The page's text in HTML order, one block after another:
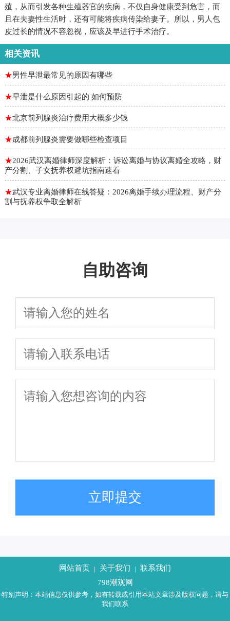
殖，从而引发各种生殖器官的疾病，不仅自身健康受到危害，而
且在夫妻性生活时，还有可能将疾病传染给妻子。所以，男人包
皮过长的情况不容忽视，应该及早进行手术治疗。
相关资讯
★男性早泄最常见的原因有哪些
★早泄是什么原因引起的 如何预防
★北京前列腺炎治疗费用大概多少钱
★成都前列腺炎需要做哪些检查项目
★2026武汉离婚律师深度解析：诉讼离婚与协议离婚全攻略，财
产分割、子女抚养权避坑指南速看
★武汉专业离婚律师在线答疑：2026离婚手续办理流程、财产分
割与抚养权争取全解析
自助咨询
立即提交
网站首页 | 关于我们 |
联系我们
798潮观网
特别声明：本站信息仅供参考，如有转载或引用本站文章涉及版权问题，请与
我们联系